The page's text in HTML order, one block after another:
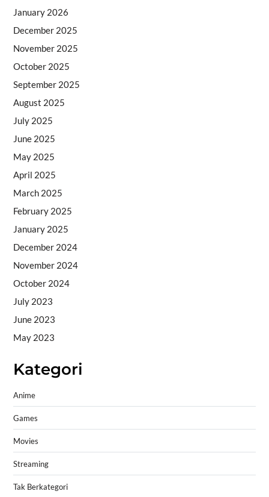
January 2026
December 2025
November 2025
October 2025
September 2025
August 2025
July 2025
June 2025
May 2025
April 2025
March 2025
February 2025
January 2025
December 2024
November 2024
October 2024
July 2023
June 2023
May 2023
Kategori
Anime
Games
Movies
Streaming
Tak Berkategori